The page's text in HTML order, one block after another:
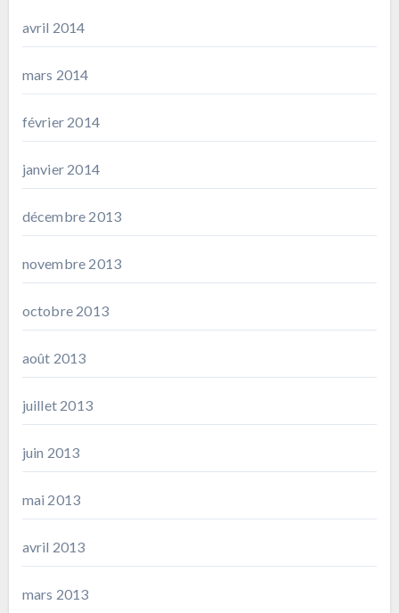
avril 2014
mars 2014
février 2014
janvier 2014
décembre 2013
novembre 2013
octobre 2013
août 2013
juillet 2013
juin 2013
mai 2013
avril 2013
mars 2013